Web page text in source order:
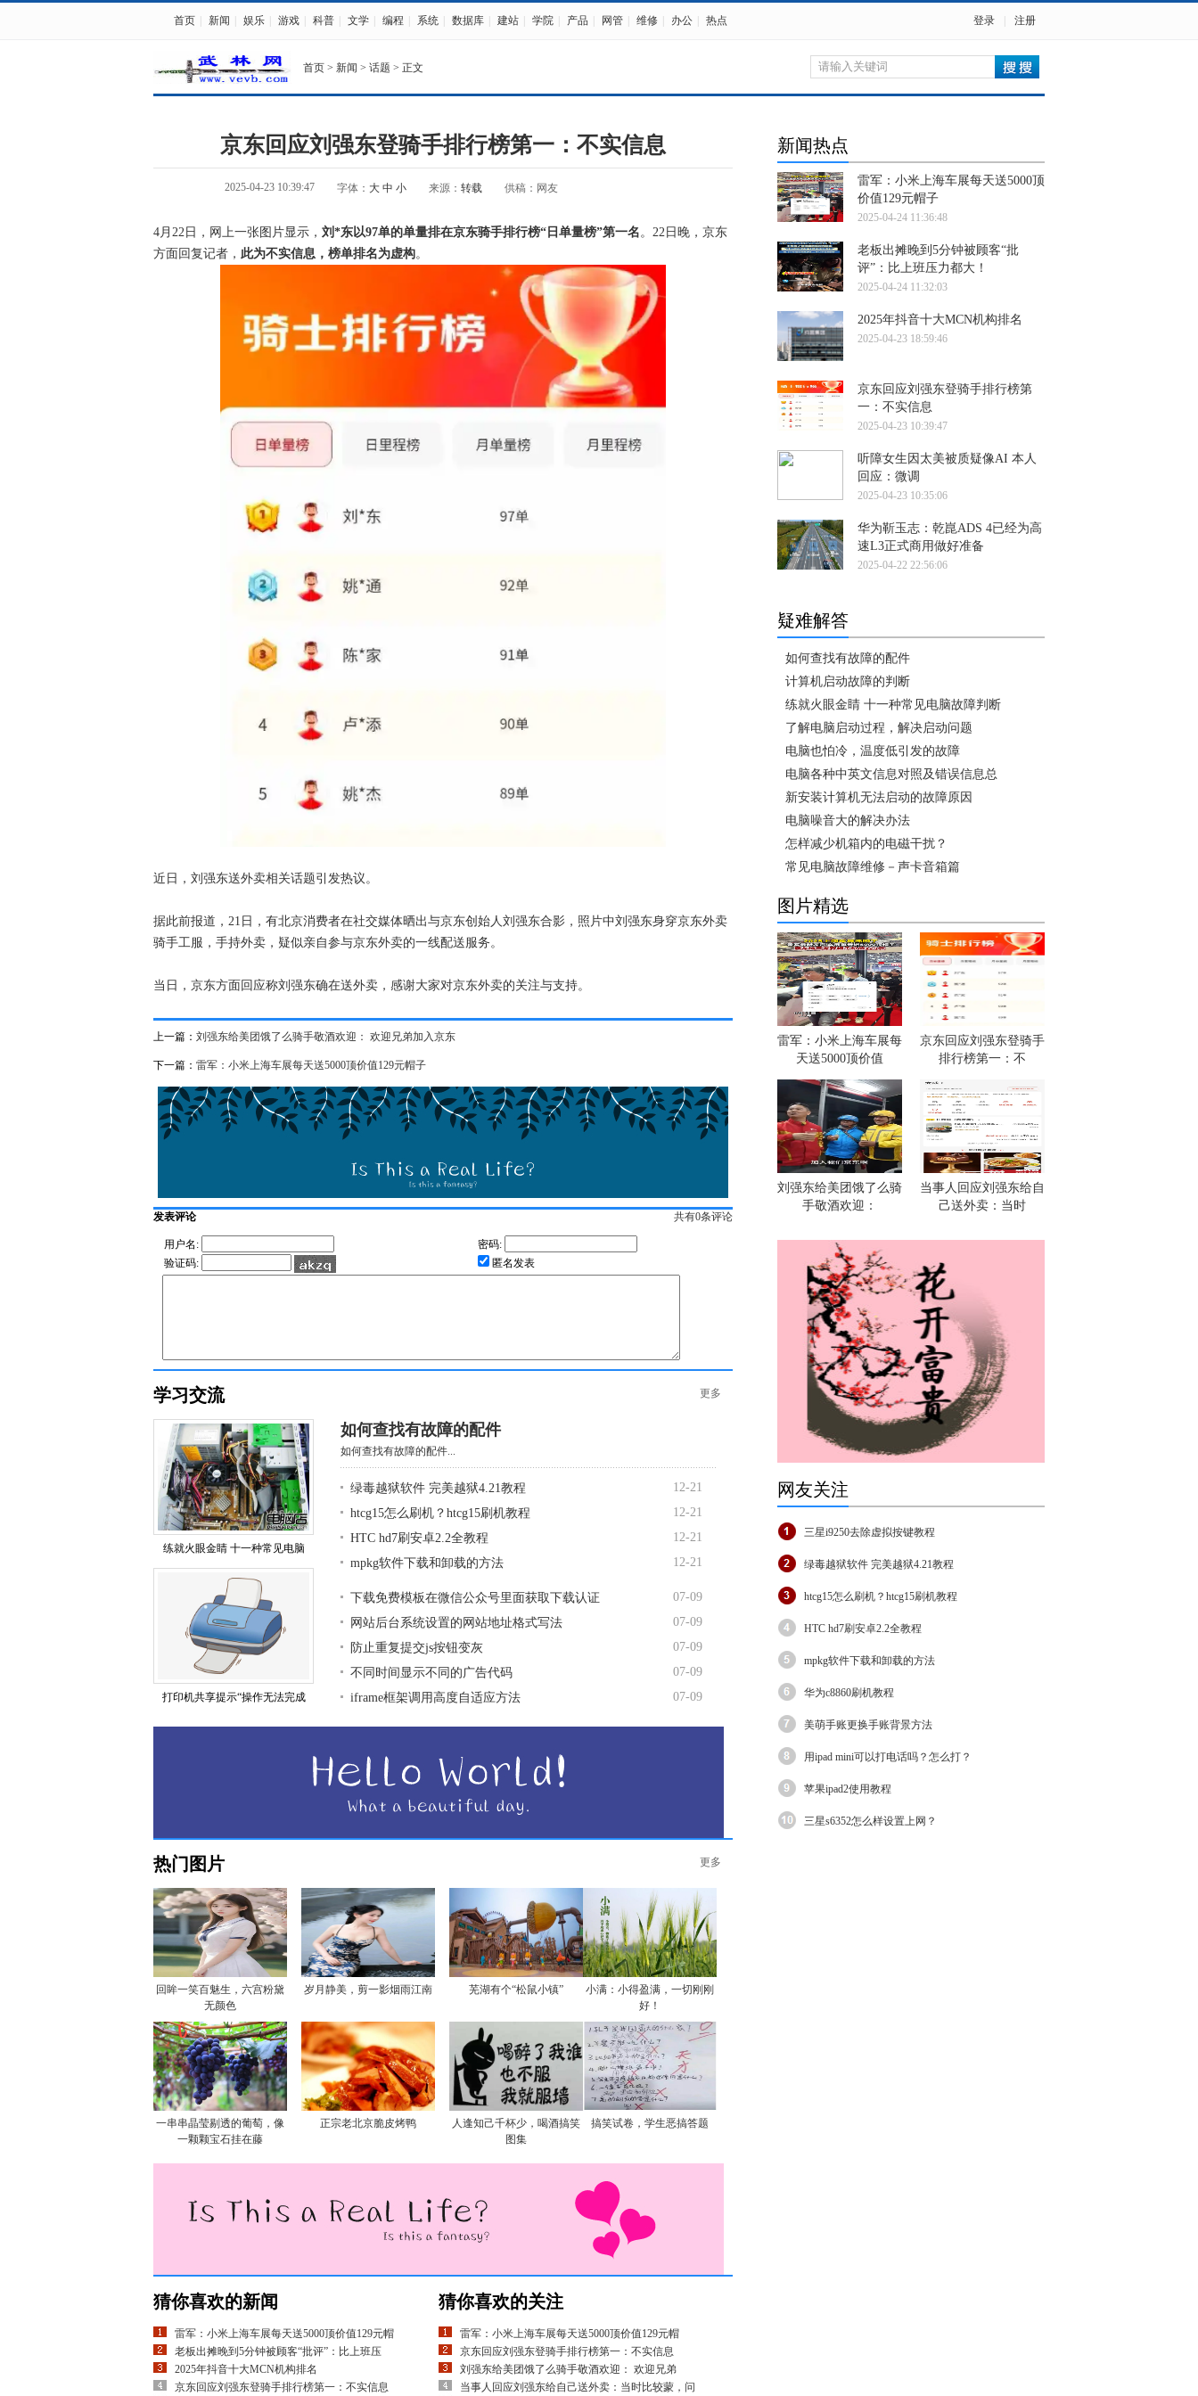
首页 新闻 娱乐 游戏 科普 文学 编程 系统 数据库 建站 学院 产品 网管 维修 办公 热点 登录 注册
首页 > 新闻 > 话题 > 正文
京东回应刘强东登骑手排行榜第一：不实信息
2025-04-23 10:39:47 字体： 大 中 小 来源： 转载 供稿：网友
4月22日，网上一张图片显示， 刘*东以97单的单量排在京东骑手排行榜“日单量榜”第一名。22日晚，京东
方面回复记者， 此为不实信息，榜单排名为虚构。
近日，刘强东送外卖相关话题引发热议。
据此前报道，21日，有北京消费者在社交媒体晒出与京东创始人刘强东合影，照片中刘强东身穿京东外卖
骑手工服，手持外卖，疑似亲自参与京东外卖的一线配送服务。
当日，京东方面回应称刘强东确在送外卖，感谢大家对京东外卖的关注与支持。
上一篇： 刘强东给美团饿了么骑手敬酒欢迎： 欢迎兄弟加入京东
下一篇： 雷军：小米上海车展每天送5000顶价值129元帽子
发表评论 共有0条评论
用户名:
密码:
验证码:
匿名发表
学习交流 更多
练就火眼金睛 十一种常见电脑
打印机共享提示“操作无法完成
如何查找有故障的配件
如何查找有故障的配件...
绿毒越狱软件 完美越狱4.21教程
12-21
htcg15怎么刷机？htcg15刷机教程
12-21
HTC hd7刷安卓2.2全教程
12-21
mpkg软件下载和卸载的方法
12-21
下载免费模板在微信公众号里面获取下载认证
07-09
网站后台系统设置的网站地址格式写法
07-09
防止重复提交js按钮变灰
07-09
不同时间显示不同的广告代码
07-09
iframe框架调用高度自适应方法
07-09
热门图片 更多
回眸一笑百魅生，六宫粉黛
无颜色
岁月静美，剪一影烟雨江南 芜湖有个“松鼠小镇”
小满：小得盈满，一切刚刚
好！
一串串晶莹剔透的葡萄，像
一颗颗宝石挂在藤
正宗老北京脆皮烤鸭
人逢知己千杯少，喝酒搞笑
图集
搞笑试卷，学生恶搞答题
猜你喜欢的新闻
雷军：小米上海车展每天送5000顶价值129元帽
老板出摊晚到5分钟被顾客“批评”：比上班压
2025年抖音十大MCN机构排名
京东回应刘强东登骑手排行榜第一：不实信息
猜你喜欢的关注
雷军：小米上海车展每天送5000顶价值129元帽
京东回应刘强东登骑手排行榜第一：不实信息
刘强东给美团饿了么骑手敬酒欢迎： 欢迎兄弟
当事人回应刘强东给自己送外卖：当时比较蒙，问
新闻热点
雷军：小米上海车展每天送5000顶
价值129元帽子
2025-04-24 11:36:48
老板出摊晚到5分钟被顾客“批
评”：比上班压力都大！
2025-04-24 11:32:03
2025年抖音十大MCN机构排名
2025-04-23 18:59:46
京东回应刘强东登骑手排行榜第
一：不实信息
2025-04-23 10:39:47
听障女生因太美被质疑像AI 本人
回应：微调
2025-04-23 10:35:06
华为靳玉志：乾崑ADS 4已经为高
速L3正式商用做好准备
2025-04-22 22:56:06
疑难解答
如何查找有故障的配件
计算机启动故障的判断
练就火眼金睛 十一种常见电脑故障判断
了解电脑启动过程，解决启动问题
电脑也怕冷，温度低引发的故障
电脑各种中英文信息对照及错误信息总
新安装计算机无法启动的故障原因
电脑噪音大的解决办法
怎样减少机箱内的电磁干扰？
常见电脑故障维修－声卡音箱篇
图片精选
雷军：小米上海车展每
天送5000顶价值
京东回应刘强东登骑手
排行榜第一：不
刘强东给美团饿了么骑
手敬酒欢迎：
当事人回应刘强东给自
己送外卖：当时
网友关注
三星i9250去除虚拟按键教程
绿毒越狱软件 完美越狱4.21教程
htcg15怎么刷机？htcg15刷机教程
HTC hd7刷安卓2.2全教程
mpkg软件下载和卸载的方法
华为c8860刷机教程
美萌手账更换手账背景方法
用ipad mini可以打电话吗？怎么打？
苹果ipad2使用教程
三星s6352怎么样设置上网？